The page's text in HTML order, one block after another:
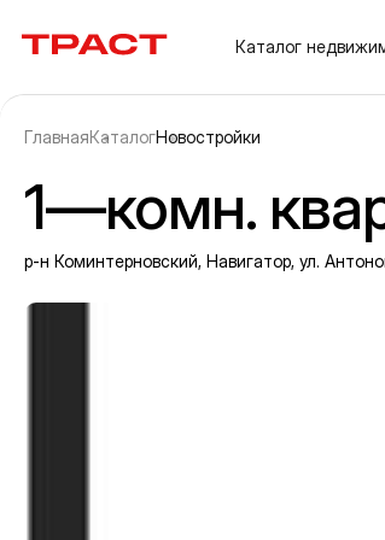
Траст | Служба недвижимости
Каталог
ГлавнаяКаталогНовостройки
1—комн.
р-н Коминтерновский, Навигатор, ул.